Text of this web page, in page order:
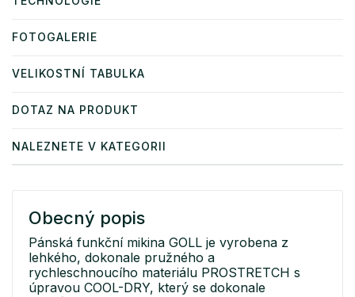
FOTOGALERIE
VELIKOSTNÍ TABULKA
DOTAZ NA PRODUKT
NALEZNETE V KATEGORII
Obecný popis
Pánská funkční mikina GOLL je vyrobena z
lehkého, dokonale pružného a
rychleschnoucího materiálu PROSTRETCH s
úpravou COOL-DRY, který se dokonale